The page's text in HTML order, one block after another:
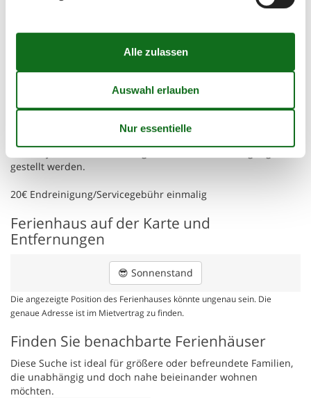
Nachmittags- und Abendsonne.
Hier können Sie sich sicher erholen und sich wohlfühlen.
Konditionen
Ein Babybett kann auf Anfrage kostenfrei zur Verfügung
gestellt werden.
20€ Endreinigung/Servicegebühr einmalig
Ferienhaus auf der Karte und
Entfernungen
😎 Sonnenstand
Die angezeigte Position des Ferienhauses könnte ungenau sein. Die
genaue Adresse ist im Mietvertrag zu finden.
Finden Sie benachbarte Ferienhäuser
Diese Suche ist ideal für größere oder befreundete Familien,
die unabhängig und doch nahe beieinander wohnen
möchten.